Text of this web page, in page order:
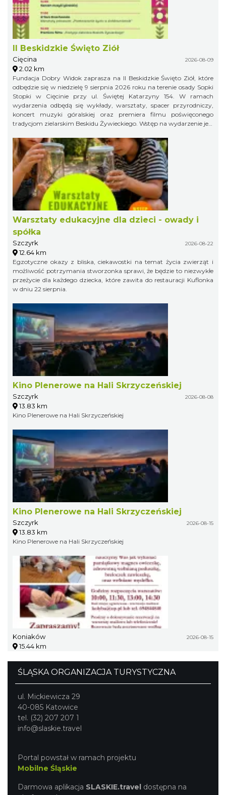
II Beskidzkie Święto Ziół
Cięcina 2026-08-09
2.02 km
Fundacja Dobry Widok zaprasza na II Beskidzkie Święto Ziół, które
odbędzie się w niedzielę 9 sierpnia 2026 roku na terenie osady Sopki
Stopki w Cięcinie przy ul. Świętej Katarzyny 154. W ramach
wydarzenia odbędą się wykłady, warsztaty, spacer przyrodniczy,
koncert muzyki góralskiej oraz premiera filmu poświęconego
tradycjom zielarskim Beskidu Żywieckiego. Wstęp na wydarzenie jest
Warsztaty edukacyjne dla dzieci - owady i
spółka
Szczyrk 2026-08-22
12.64 km
Egzotyczne okazy z bliska, ciekawostki na temat życia zwierząt i
możliwość potrzymania stworzonka sprawi, że będzie to niezwykłe
przeżycie dla każdego dziecka, które zawita do restauracji Kuflonka
w dniu 22 sierpnia.
Kino Plenerowe na Hali Skrzyczeńskiej
Szczyrk 2026-08-08
13.83 km
Kino Plenerowe na Hali Skrzyczeńskiej
Kino Plenerowe na Hali Skrzyczeńskiej
Szczyrk 2026-08-15
13.83 km
Kino Plenerowe na Hali Skrzyczeńskiej
Koniaków 2026-08-15
15.44 km
ŚLĄSKA ORGANIZACJA TURYSTYCZNA
ul. Mickiewicza 29
40-085 Katowice
tel. (32) 207 207 1
info@slaskie.travel
Portal powstał w ramach projektu
Mobilne Śląskie
Darmowa aplikacja SLASKIE.travel dostępna na